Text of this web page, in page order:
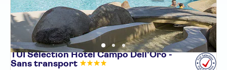
TUI Sélection Hôtel Campo Dell'Oro -
Sans transport